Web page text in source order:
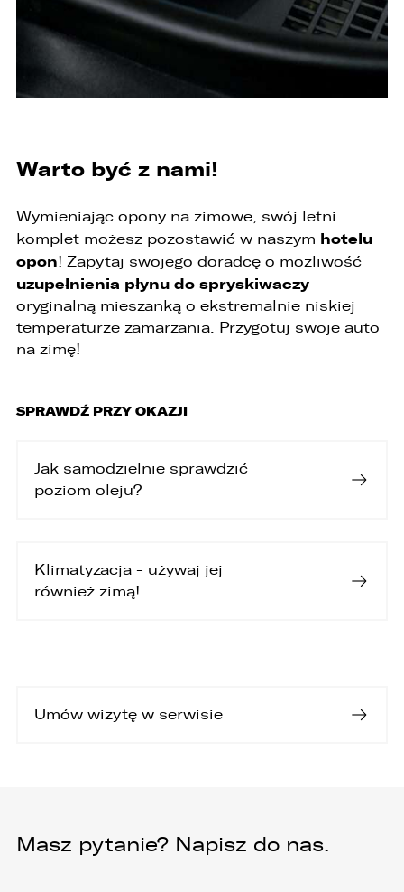
Warto być z nami!
Wymieniając opony na zimowe, swój letni
komplet możesz pozostawić w naszym hotelu
opon! Zapytaj swojego doradcę o możliwość
uzupełnienia płynu do spryskiwaczy
oryginalną mieszanką o ekstremalnie niskiej
temperaturze zamarzania. Przygotuj swoje auto
na zimę!
SPRAWDŹ PRZY OKAZJI
Jak samodzielnie sprawdzić
poziom oleju?
Klimatyzacja - używaj jej
również zimą!
Umów wizytę w serwisie
Masz pytanie? Napisz do nas.